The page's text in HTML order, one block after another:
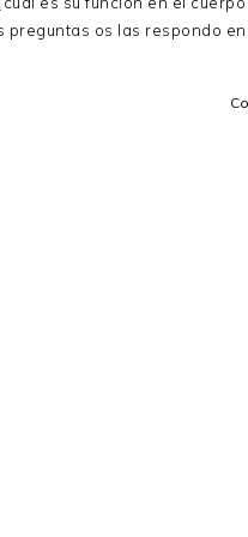
preguntas os las respondo